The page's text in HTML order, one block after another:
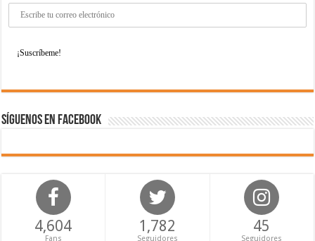
Síguenos en Facebook
4,604
Fans
1,782
Seguidores
45
Seguidores